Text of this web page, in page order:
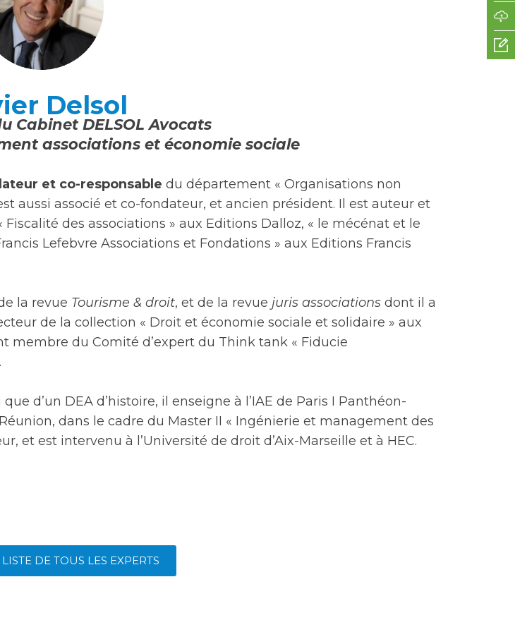
Delsol
Cabinet DELSOL Avocats
associations et économie sociale
et co-responsable du département « Organisations non
aussi associé et co-fondateur, et ancien président. Il est auteur et
des associations » aux Editions Dalloz, « le mécénat et le
Lefebvre Associations et Fondations » aux Editions Francis
la revue Tourisme & droit, et de la revue juris associations dont il a
de la collection « Droit et économie sociale et solidaire » aux
membre du Comité d’expert du Think tank « Fiducie
d’un DEA d’histoire, il enseigne à l’IAE de Paris I Panthéon-
dans le cadre du Master II « Ingénierie et management des
et est intervenu à l’Université de droit d’Aix-Marseille et à HEC.
DE TOUS LES EXPERTS